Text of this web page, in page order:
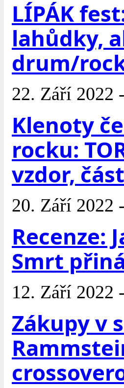
LÍPÁK
lahůdky,
drum/
22. Září 2022
Klenoty
rocku:
vzdor,
20. Září 2022
Recenze:
Smrt
12. Září 2022
Zákupy v